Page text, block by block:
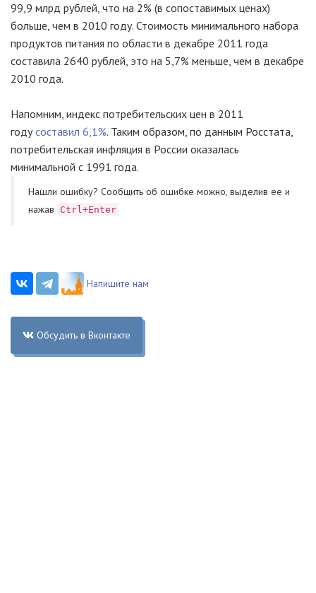
99,9 млрд рублей, что на 2% (в сопоставимых ценах)
больше, чем в 2010 году. Стоимость минимального набора
продуктов питания по области в декабре 2011 года
составила 2640 рублей, это на 5,7% меньше, чем в декабре
2010 года.
Напомним, индекс потребительских цен в 2011
годусоставил 6,1%. Таким образом, по данным Росстата,
потребительская инфляция в России оказалась
минимальной с 1991 года.
Нашли ошибку? Cообщить об ошибке можно, выделив ее и
нажав
Ctrl+Enter
Напишите нам
Обсудить в Вконтакте